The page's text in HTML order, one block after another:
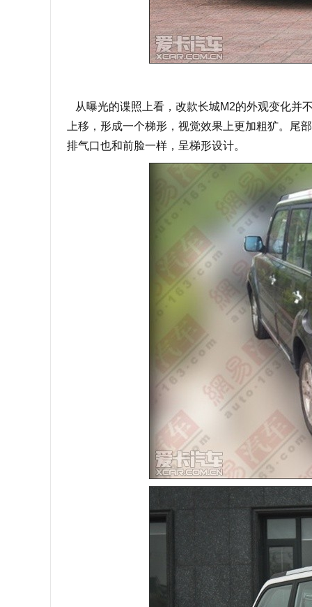
从曝光的谍照上看，改款长城M2的外观变化并
上移，形成一个梯形，视觉效果上更加粗犷。尾
排气口也和前脸一样，呈梯形设计。